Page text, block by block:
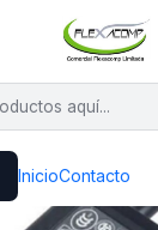
InicioContacto
Este es el texto del slide